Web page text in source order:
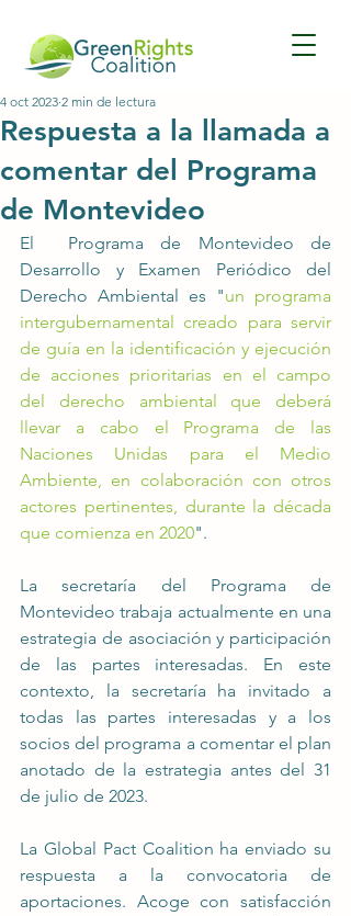
Respuesta a la llamada a
comentar del Programa
de Montevideo
4 oct 2023 2 min de lectura
El  Programa de Montevideo de
Desarrollo y Examen Periódico del
Derecho Ambiental es "un programa
intergubernamental creado para servir
de guía en la identificación y ejecución
de acciones prioritarias en el campo
del derecho ambiental que deberá
llevar a cabo el Programa de las
Naciones Unidas para el Medio
Ambiente, en colaboración con otros
actores pertinentes, durante la década
que comienza en 2020".
La secretaría del Programa de
Montevideo trabaja actualmente en una
estrategia de asociación y participación
de las partes interesadas. En este
contexto, la secretaría ha invitado a
todas las partes interesadas y a los
socios del programa a comentar el plan
anotado de la estrategia antes del 31
de julio de 2023.
La Global Pact Coalition ha enviado su
respuesta a la convocatoria de
aportaciones. Acoge con satisfacción